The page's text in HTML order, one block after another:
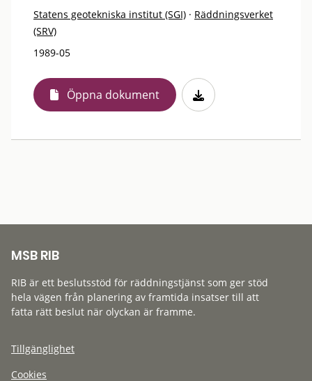
Statens geotekniska institut (SGI) · Räddningsverket
(SRV)
1989-05
Öppna dokument
MSB RIB
RIB är ett beslutsstöd för räddningstjänst som ger stöd
hela vägen från planering av framtida insatser till att
fatta rätt beslut när olyckan är framme.
Tillgänglighet
Cookies